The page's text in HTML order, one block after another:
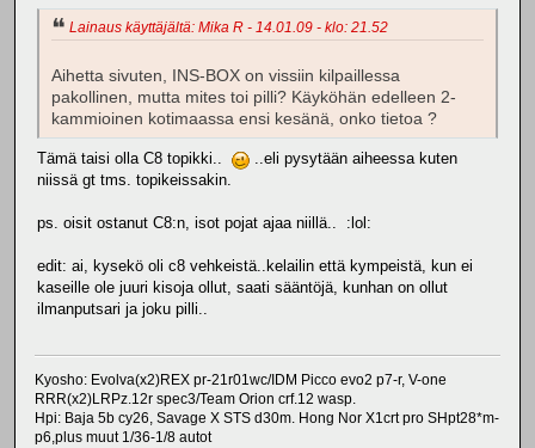
Lainaus käyttäjältä: Mika R - 14.01.09 - klo: 21.52
Aihetta sivuten, INS-BOX on vissiin kilpaillessa
pakollinen, mutta mites toi pilli? Käyköhän edelleen 2-
kammioinen kotimaassa ensi kesänä, onko tietoa ?
Tämä taisi olla C8 topikki..
..eli pysytään aiheessa kuten
niissä gt tms. topikeissakin.
ps. oisit ostanut C8:n, isot pojat ajaa niillä.. :lol:
edit: ai, kysekö oli c8 vehkeistä..kelailin että kympeistä, kun ei
kaseille ole juuri kisoja ollut, saati sääntöjä, kunhan on ollut
ilmanputsari ja joku pilli..
Kyosho: Evolva(x2)REX pr-21r01wc/IDM Picco evo2 p7-r, V-one
RRR(x2)LRPz.12r spec3/Team Orion crf.12 wasp.
Hpi: Baja 5b cy26, Savage X STS d30m. Hong Nor X1crt pro SHpt28*m-
p6,plus muut 1/36-1/8 autot